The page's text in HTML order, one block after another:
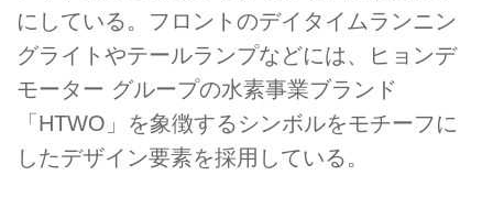
にしている。フロントのデイタイムランニン
グライトやテールランプなどには、ヒョンデ
モーター グループの水素事業ブランド
「HTWO」を象徴するシンボルをモチーフに
したデザイン要素を採用している。